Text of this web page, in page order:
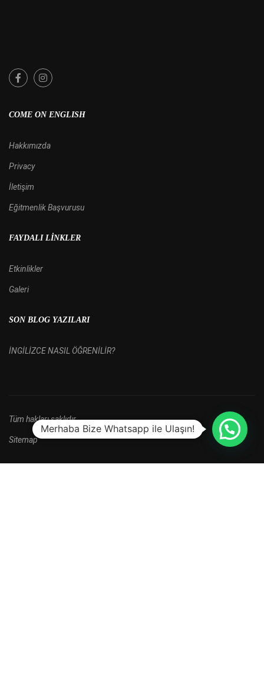
COME ON ENGLISH
Hakkımızda
Privacy
İletişim
Eğitmenlik Başvurusu
FAYDALI LINKLER
Etkinlikler
Galeri
SON BLOG YAZILARI
İNGİLİZCE NASIL ÖĞRENİLİR?
Tüm hakları saklıdır.
Sitemap
Merhaba Bize Whatsapp ile Ulaşın!